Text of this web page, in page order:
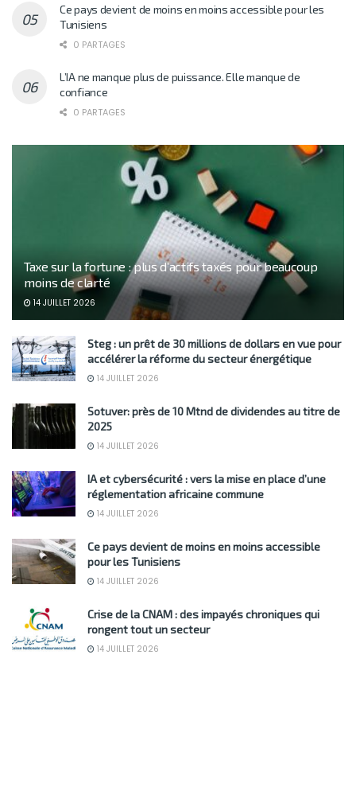
Ce pays devient de moins en moins accessible pour les
Tunisiens
0 PARTAGES
L’IA ne manque plus de puissance. Elle manque de
confiance
0 PARTAGES
Taxe sur la fortune : plus d’actifs taxés pour beaucoup
moins de clarté
14 JUILLET 2026
Steg : un prêt de 30 millions de dollars en vue pour
accélérer la réforme du secteur énergétique
14 JUILLET 2026
Sotuver: près de 10 Mtnd de dividendes au titre de
2025
14 JUILLET 2026
IA et cybersécurité : vers la mise en place d’une
réglementation africaine commune
14 JUILLET 2026
Ce pays devient de moins en moins accessible
pour les Tunisiens
14 JUILLET 2026
Crise de la CNAM : des impayés chroniques qui
rongent tout un secteur
14 JUILLET 2026